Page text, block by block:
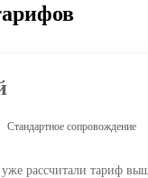
Стандартное сопровождение
рассчитали тариф